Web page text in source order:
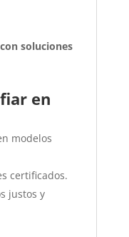
soluciones
en
modelos
certificados.
justos y